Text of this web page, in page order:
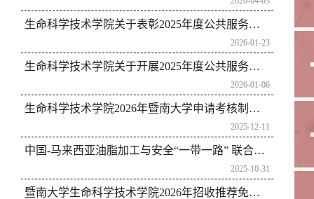
生命科学技术学院关于表彰2025年度公共服务先进个人的决定
2026-01-23
生命科学技术学院关于开展2025年度公共服务评先活动的通知
2026-01-06
生命科学技术学院2026年暨南大学申请考核制与硕博连读博士生招生工作细则
2025-12-11
中国-马来西亚油脂加工与安全“一带一路” 联合实验室开放课题拟资助项目公示
2025-10-31
暨南大学生命科学技术学院2026年招收推荐免试攻读博士学位研究生（直博生）的通知